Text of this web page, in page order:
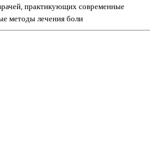
практикующих современные
методы лечения боли